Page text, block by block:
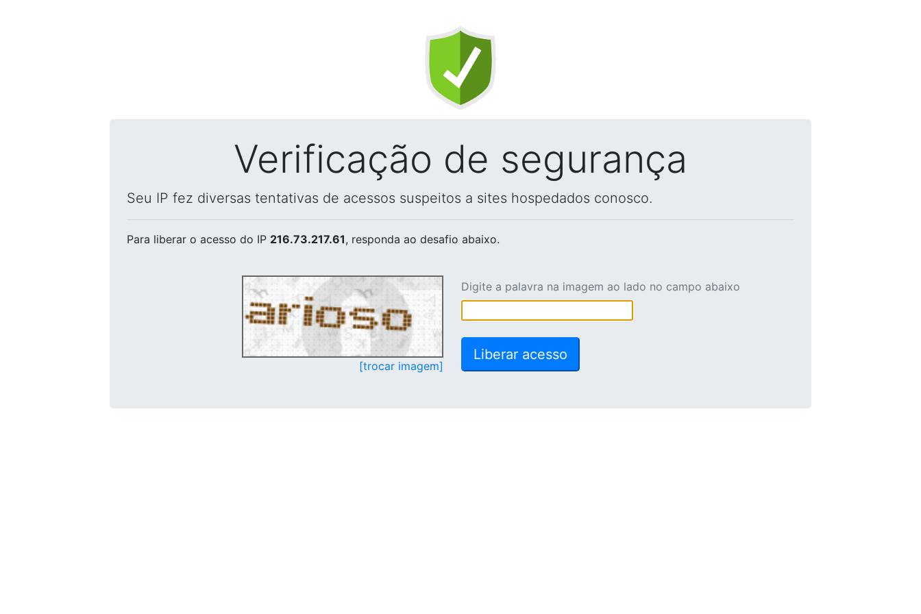
Verificação de segurança
Seu IP fez diversas tentativas de acessos suspeitos a sites hospedados conosco.
Para liberar o acesso do IP 216.73.217.61, responda ao desafio abaixo.
[trocar imagem]
Digite a palavra na imagem ao lado no campo abaixo